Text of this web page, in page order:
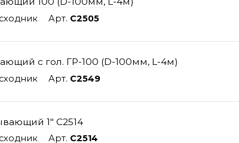
Арт. C2505
с гол. ГР-100 (D-100мм, L-4м)
Арт. C2549
1" C2514
Арт. C2514